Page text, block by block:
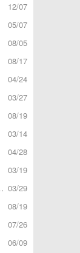
12/07
05/07
08/05
08/17
04/24
03/27
08/19
03/14
04/28
03/19
03/29
08/19
07/26
06/09